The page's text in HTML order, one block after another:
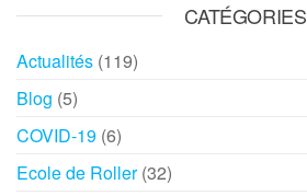
CATÉGORIES
Actualités (119)
Blog (5)
COVID-19 (6)
Ecole de Roller(32)